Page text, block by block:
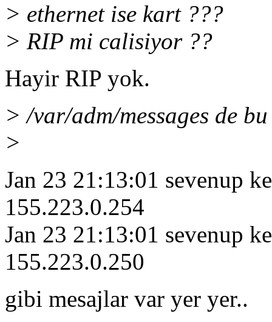
> ethernet ise kart ???
> RIP mi calisiyor ??
Hayir RIP yok.
> /var/adm/messages de
>
Jan 23 21:13:01 sevenup
155.223.0.254
Jan 23 21:13:01 sevenup
155.223.0.250
gibi mesajlar var yer yer..